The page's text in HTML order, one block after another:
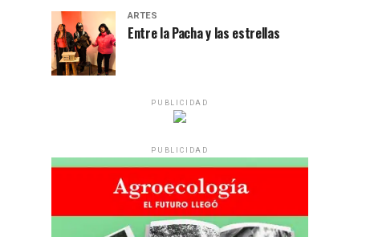
ARTES
Entre la Pacha y las estrellas
PUBLICIDAD
PUBLICIDAD